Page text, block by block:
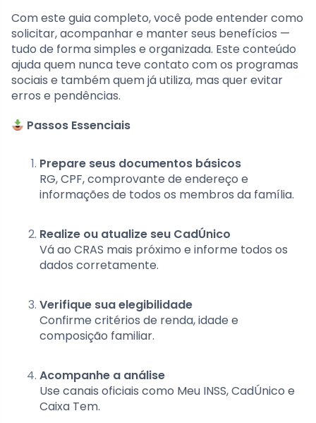
Com este guia completo, você pode entender como
solicitar, acompanhar e manter seus benefícios —
tudo de forma simples e organizada. Este conteúdo
ajuda quem nunca teve contato com os programas
sociais e também quem já utiliza, mas quer evitar
erros e pendências.
Passos Essenciais
Prepare seus documentos básicos
RG, CPF, comprovante de endereço e
informações de todos os membros da família.
Realize ou atualize seu CadÚnico
Vá ao CRAS mais próximo e informe todos os
dados corretamente.
Verifique sua elegibilidade
Confirme critérios de renda, idade e
composição familiar.
Acompanhe a análise
Use canais oficiais como Meu INSS, CadÚnico e
Caixa Tem.